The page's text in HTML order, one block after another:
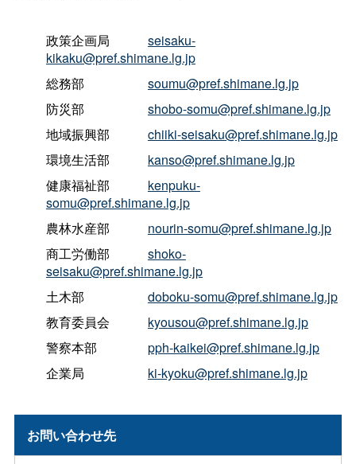
政策企画局 seisaku-
kikaku@pref.shimane.lg.jp
総務部
soumu@pref.shimane.lg.jp
防災部
shobo-somu@pref.shimane.lg.jp
地域振興部
chiiki-seisaku@pref.shimane.lg.jp
環境生活部
kanso@pref.shimane.lg.jp
健康福祉部
kenpuku-
somu@pref.shimane.lg.jp
農林水産部
nourin-somu@pref.shimane.lg.jp
商工労働部
shoko-
seisaku@pref.shimane.lg.jp
土木部
doboku-somu@pref.shimane.lg.jp
教育委員会
kyousou@pref.shimane.lg.jp
警察本部
pph-kaikei@pref.shimane.lg.jp
企業局 ki-kyoku@pref.shimane.lg.jp
お問い合わせ先